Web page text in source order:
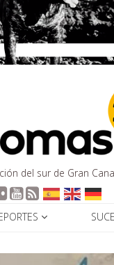
del sur de Gran